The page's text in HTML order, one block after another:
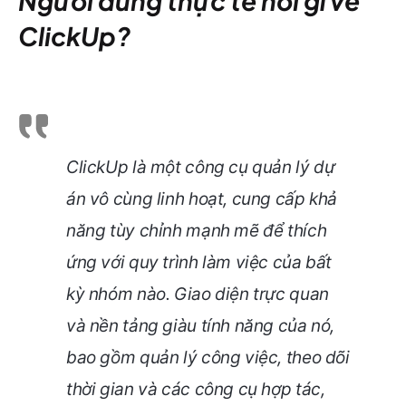
ClickUp?
ClickUp là một công cụ quản lý dự
án vô cùng linh hoạt, cung cấp khả
năng tùy chỉnh mạnh mẽ để thích
ứng với quy trình làm việc của bất
kỳ nhóm nào. Giao diện trực quan
và nền tảng giàu tính năng của nó,
bao gồm quản lý công việc, theo dõi
thời gian và các công cụ hợp tác,